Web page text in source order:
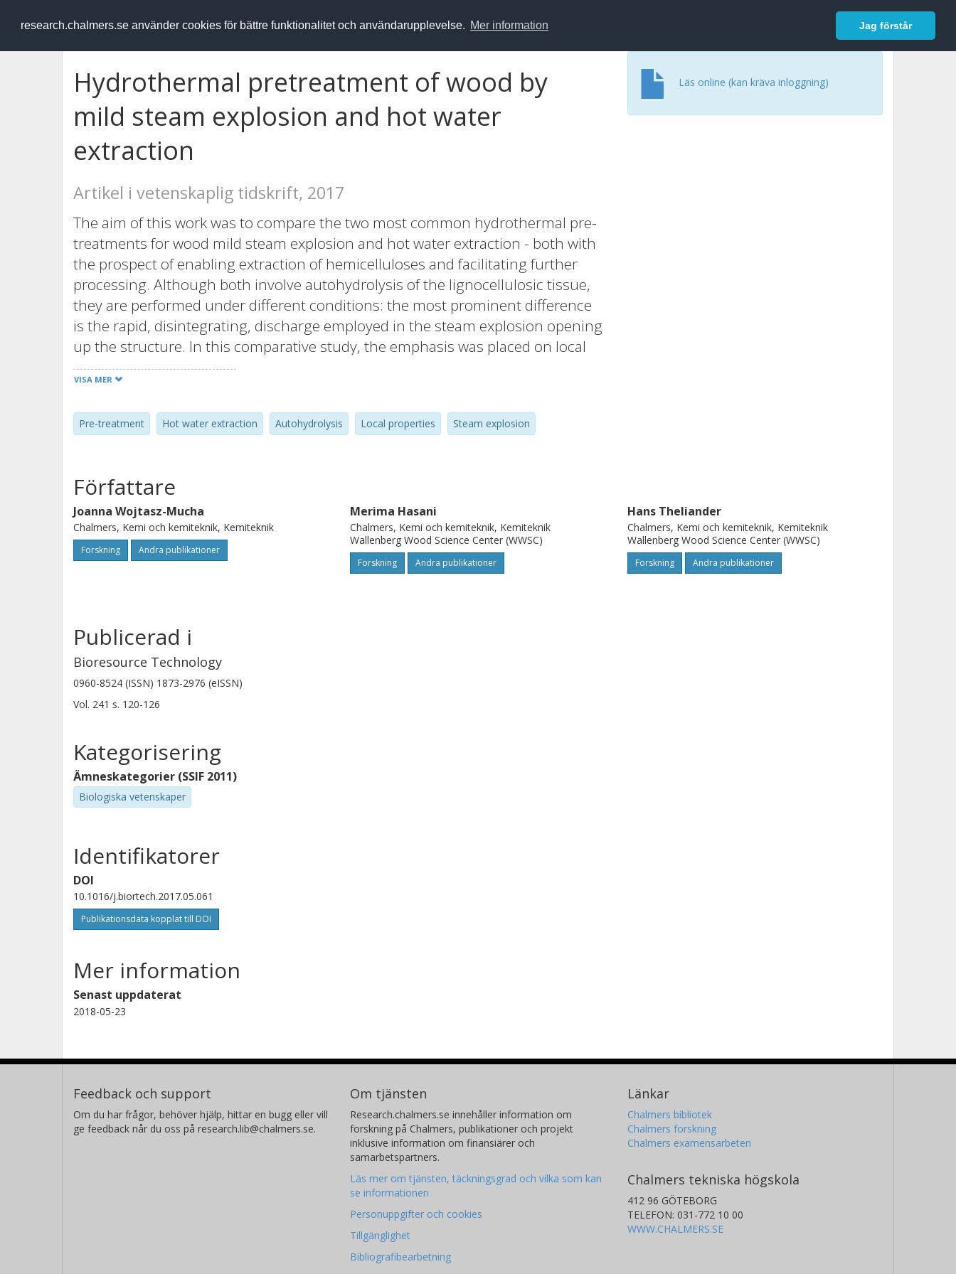
research.chalmers.se använder cookies för bättre funktionalitet och användarupplevelse. Mer information Jag förstår
RESEARCH.chalmers.se Logga in
Hydrothermal pretreatment of wood by
mild steam explosion and hot water
extraction
Artikel i vetenskaplig tidskrift, 2017
The aim of this work was to compare the two most common hydrothermal pre-
treatments for wood mild steam explosion and hot water extraction - both with
the prospect of enabling extraction of hemicelluloses and facilitating further
processing. Although both involve autohydrolysis of the lignocellulosic tissue,
they are performed under different conditions: the most prominent difference
is the rapid, disintegrating, discharge employed in the steam explosion opening
up the structure. In this comparative study, the emphasis was placed on local
composition of the pre-treated wood chips (of industrially relevant size). The
results show that short hot water extraction treatments lead to significant
variations in the local composition within the wood chips, while steam explosion
accomplishes a comparably more even removal of hemicelluloses due to the
VISA MER
Pre-treatment Hot water extraction Autohydrolysis Local properties Steam explosion
Läs online (kan kräva inloggning)
Författare
Joanna Wojtasz-Mucha
Chalmers, Kemi och kemiteknik, Kemiteknik
Forskning Andra publikationer
Merima Hasani
Chalmers, Kemi och kemiteknik, Kemiteknik
Wallenberg Wood Science Center (WWSC)
Forskning Andra publikationer
Hans Theliander
Chalmers, Kemi och kemiteknik, Kemiteknik
Wallenberg Wood Science Center (WWSC)
Forskning Andra publikationer
Publicerad i
Bioresource Technology
0960-8524 (ISSN) 1873-2976 (eISSN)
Vol. 241 s. 120-126
Kategorisering
Ämneskategorier (SSIF 2011)
Biologiska vetenskaper
Identifikatorer
DOI
10.1016/j.biortech.2017.05.061
Publikationsdata kopplat till DOI
Mer information
Senast uppdaterat
2018-05-23
Feedback och support
Om du har frågor, behöver hjälp, hittar en bugg eller vill
ge feedback når du oss på research.lib@chalmers.se.
Om tjänsten
Research.chalmers.se innehåller information om
forskning på Chalmers, publikationer och projekt
inklusive information om finansiärer och
samarbetspartners.
Läs mer om tjänsten, täckningsgrad och vilka som kan
se informationen
Personuppgifter och cookies
Tillgänglighet
Bibliografibearbetning
Länkar
Chalmers bibliotek
Chalmers forskning
Chalmers examensarbeten
Chalmers tekniska högskola
412 96 GÖTEBORG
TELEFON: 031-772 10 00
WWW.CHALMERS.SE